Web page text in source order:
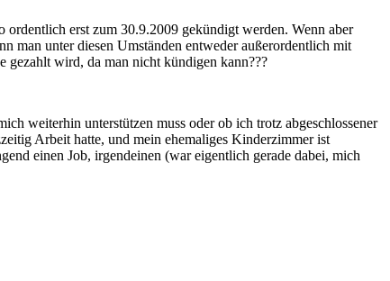
ordentlich erst zum 30.9.2009 gekündigt werden. Wenn aber
man unter diesen Umständen entweder außerordentlich mit
gezahlt wird, da man nicht kündigen kann???
weiterhin unterstützen muss oder ob ich trotz abgeschlossener
Arbeit hatte, und mein ehemaliges Kinderzimmer ist
einen Job, irgendeinen (war eigentlich gerade dabei, mich